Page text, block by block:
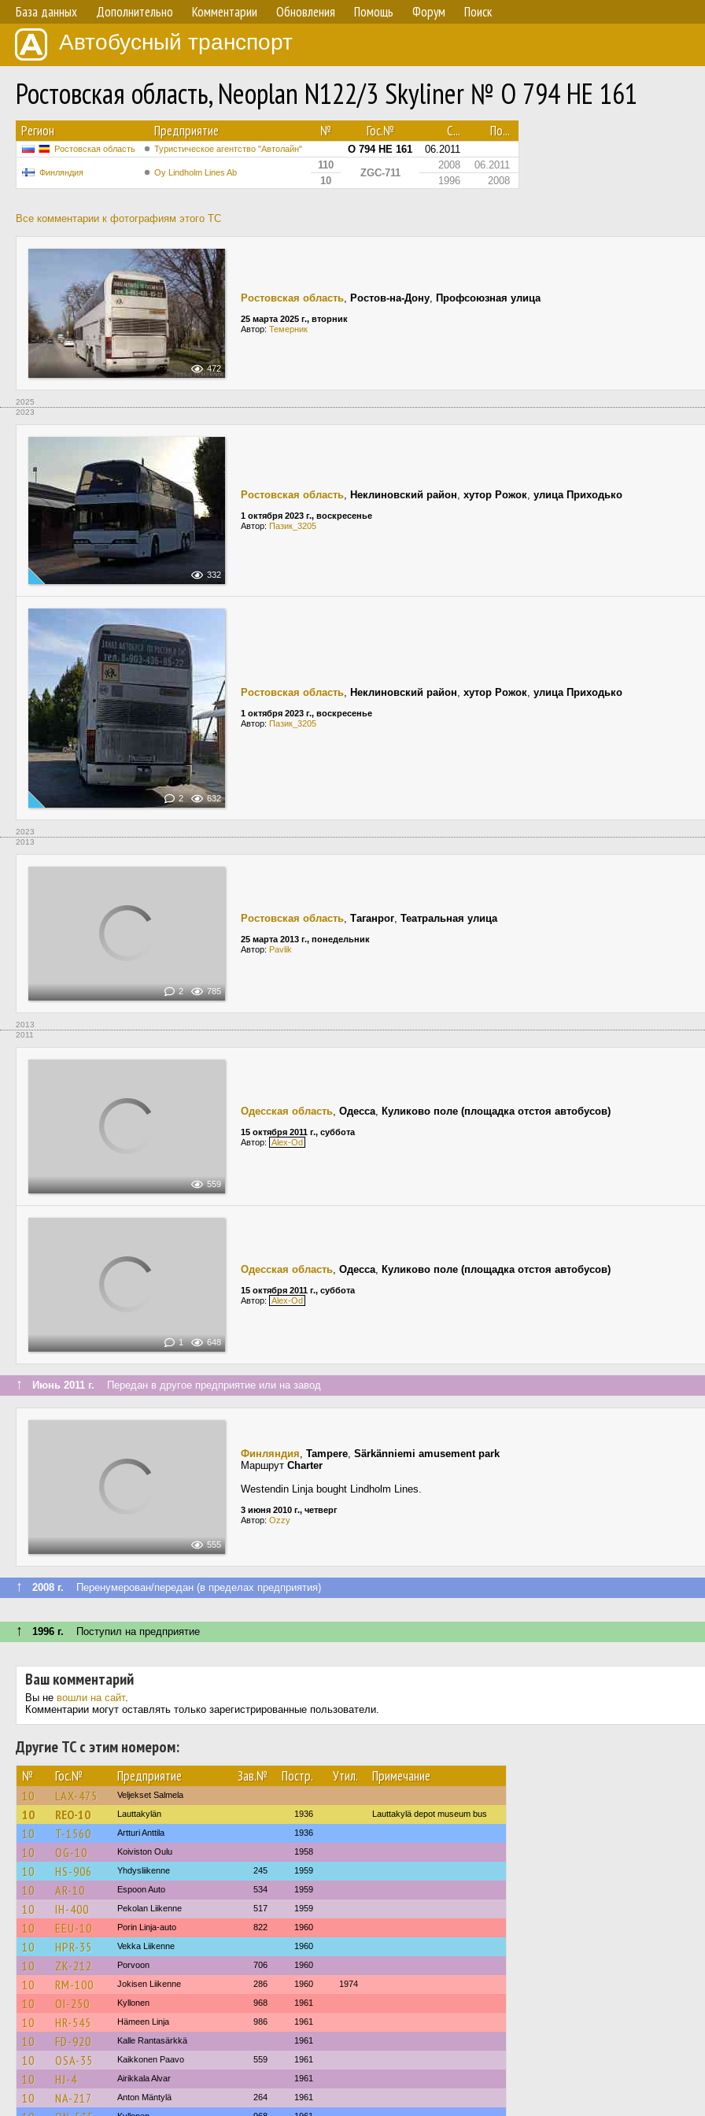
База данных Дополнительно Комментарии Обновления Помощь Форум Поиск
Автобусный транспорт
Ростовская область, Neoplan N122/3 Skyliner № О 794 НЕ 161
Регион Предприятие № Гос.№ С... По...
Ростовская область Туристическое агентство "Автолайн" О 794 НЕ 161 06.2011
Финляндия Oy Lindholm Lines Ab
110
ZGC-711
2008
06.2011
10
1996 2008
Все комментарии к фотографиям этого ТС
472
Ростовская область, Ростов-на-Дону, Профсоюзная улица
25 марта 2025 г., вторник
Автор: Темерник
2025
2023
332
Ростовская область, Неклиновский район, хутор Рожок, улица Приходько
1 октября 2023 г., воскресенье
Автор: Пазик_3205
2 632
Ростовская область, Неклиновский район, хутор Рожок, улица Приходько
1 октября 2023 г., воскресенье
Автор: Пазик_3205
2023
2013
2 785
Ростовская область, Таганрог, Театральная улица
25 марта 2013 г., понедельник
Автор: Pavlik
2013
2011
559
Одесская область, Одесса, Куликово поле (площадка отстоя автобусов)
15 октября 2011 г., суббота
Автор: Alex-Od
1 648
Одесская область, Одесса, Куликово поле (площадка отстоя автобусов)
15 октября 2011 г., суббота
Автор: Alex-Od
↑ Июнь 2011 г. Передан в другое предприятие или на завод
555
Финляндия, Tampere, Särkänniemi amusement park
Маршрут Charter
Westendin Linja bought Lindholm Lines.
3 июня 2010 г., четверг
Автор: Ozzy
↑ 2008 г. Перенумерован/передан (в пределах предприятия)
↑ 1996 г. Поступил на предприятие
Ваш комментарий
Вы не вошли на сайт.
Комментарии могут оставлять только зарегистрированные пользователи.
Другие ТС с этим номером:
№ Гос.№ Предприятие Зав.№ Постр. Утил. Примечание
10 LAX-475 Veljekset Salmela
10 REO-10 Lauttakylän 1936 Lauttakylä depot museum bus
10 T-1560 Artturi Anttila 1936
10 OG-10 Koiviston Oulu 1958
10 HS-906 Yhdysliikenne 245 1959
10 AR-10 Espoon Auto 534 1959
10 IH-400 Pekolan Liikenne 517 1959
10 EEU-10 Porin Linja-auto 822 1960
10 HPR-35 Vekka Liikenne 1960
10 ZK-212 Porvoon 706 1960
10 RM-100 Jokisen Liikenne 286 1960 1974
10 OI-250 Kyllonen 968 1961
10 HR-545 Hämeen Linja 986 1961
10 FD-920 Kalle Rantasärkkä 1961
10 OSA-35 Kaikkonen Paavo 559 1961
10 HJ-4 Airikkala Alvar 1961
10 NA-217 Anton Mäntylä 264 1961